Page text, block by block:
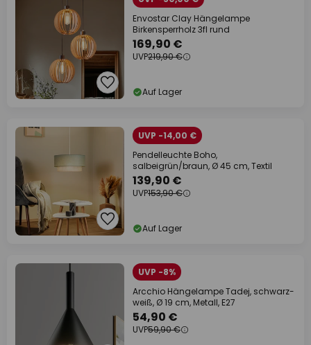
Envostar Clay Hängelampe
Birkensperrholz 3fl rund
169,90 €
UVP219,90 €
Auf Lager
UVP -14,00 €
Pendelleuchte Boho,
salbeigrün/braun, Ø 45 cm, Textil
139,90 €
UVP153,90 €
Auf Lager
UVP -8%
Arcchio Hängelampe Tadej, schwarz-
weiß, Ø 19 cm, Metall, E27
54,90 €
UVP59,90 €